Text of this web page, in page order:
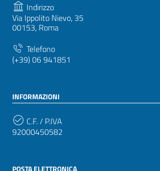
Indirizzo
Via Ippolito Nievo, 35
00153, Roma
Telefono
(+39) 06 941851
INFORMAZIONI
C.F. / P.IVA
92000450582
POSTA ELETTRONICA